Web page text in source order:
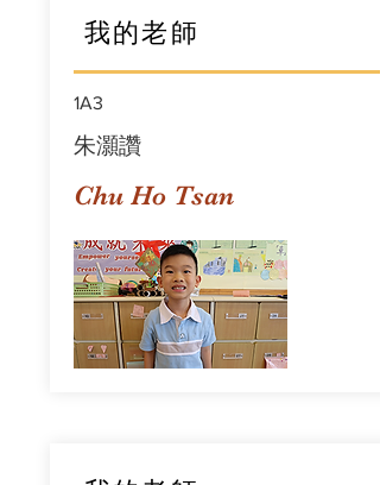
我的老師
1A3
朱灝讚
Chu Ho Tsan